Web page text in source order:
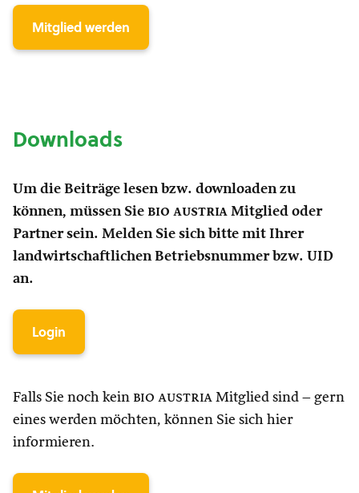
Mitglied werden
Downloads
Um die Beiträge lesen bzw. downloaden zu
können, müssen Sie bio austria Mitglied oder
Partner sein. Melden Sie sich bitte mit Ihrer
landwirtschaftlichen Betriebsnummer bzw. UID
an.
Login
Falls Sie noch kein bio austria Mitglied sind – gern
eines werden möchten, können Sie sich hier
informieren.